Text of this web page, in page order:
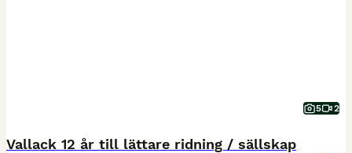
5 2
Vallack 12 år till lättare ridning / sällskap